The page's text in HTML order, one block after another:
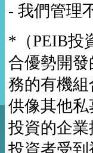
- 我們管理
*（PEIB投
合優勢開
務的有機
供像其他
投資的企
投資者受